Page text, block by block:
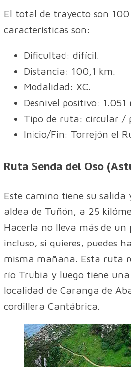
El total de trayecto son 100
características son:
Dificultad: difícil.
Distancia: 100,1 km.
Modalidad: XC.
Desnivel positivo: 1.051
Tipo de ruta: circular /
Inicio/Fin: Torrejón el
Ruta Senda del Oso
Este camino tiene su salida
aldea de Tuñón, a 25
Hacerla no lleva más de un
incluso, si quieres, puedes
misma mañana. Esta ruta
río Trubia y luego tiene
localidad de Caranga de
cordillera Cantábrica.